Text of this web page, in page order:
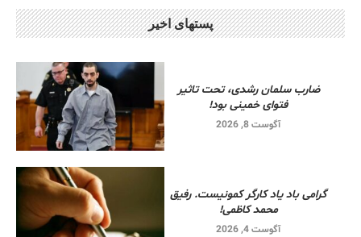
پستهای اخیر
ضارب سلمان رشدی، تحت تاثیر
فتوای خمینی بود!
آگوست 8, 2026
گرامی باد یاد کارگر کمونیست. رفیق
محمد کاظمی!
آگوست 4, 2026